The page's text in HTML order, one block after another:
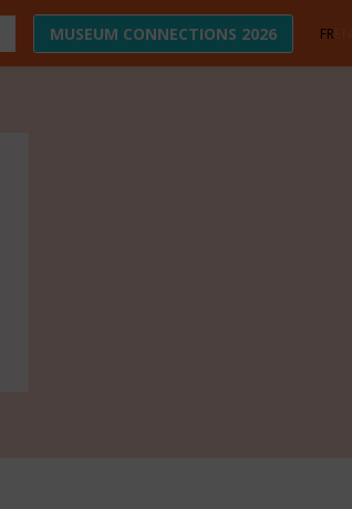
MUSEUM CONNECTIONS 2026 FR